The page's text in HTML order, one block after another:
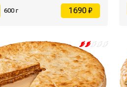
600 г 1690 ₽